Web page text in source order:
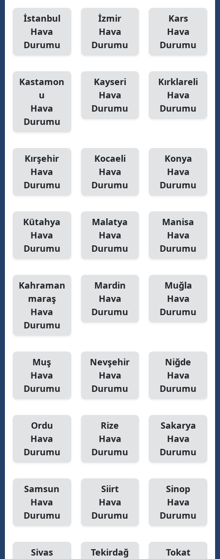
İstanbul
Hava
Durumu
İzmir
Hava
Durumu
Kars
Hava
Durumu
Kastamon
u
Hava
Durumu
Kayseri
Hava
Durumu
Kırklareli
Hava
Durumu
Kırşehir
Hava
Durumu
Kocaeli
Hava
Durumu
Konya
Hava
Durumu
Kütahya
Hava
Durumu
Malatya
Hava
Durumu
Manisa
Hava
Durumu
Kahraman
maraş
Hava
Durumu
Mardin
Hava
Durumu
Muğla
Hava
Durumu
Muş
Hava
Durumu
Nevşehir
Hava
Durumu
Niğde
Hava
Durumu
Ordu
Hava
Durumu
Rize
Hava
Durumu
Sakarya
Hava
Durumu
Samsun
Hava
Durumu
Siirt
Hava
Durumu
Sinop
Hava
Durumu
Sivas
Tekirdağ
Tokat